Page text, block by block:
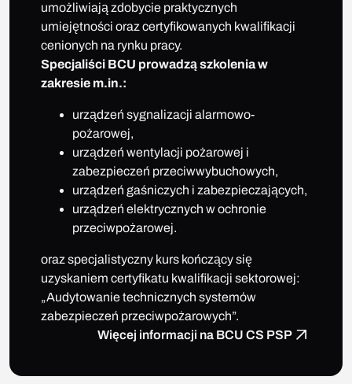
umożliwiają zdobycie praktycznych
umiejętności oraz certyfikowanych kwalifikacji
cenionych na rynku pracy.
Specjaliści BCU prowadzą szkolenia w
zakresie m.in.:
urządzeń sygnalizacji alarmowo-
pożarowej,
urządzeń wentylacji pożarowej i
zabezpieczeń przeciwwybuchowych,
urządzeń gaśniczych i zabezpieczających,
urządzeń elektrycznych w ochronie
przeciwpożarowej.
oraz specjalistyczny kurs kończący się
uzyskaniem certyfikatu kwalifikacji sektorowej:
„Audytowanie technicznych systemów
zabezpieczeń przeciwpożarowych”.
Więcej informacji na BCU CS PSP